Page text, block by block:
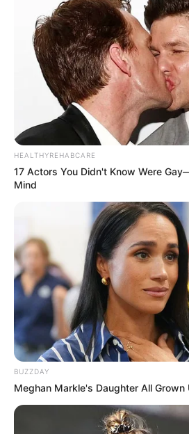
ดูดวง
เบอร์โทร คน Keep
ทุกองศา คุณล่ะมีเลขคู่นี้
ดูดวง
วันที่ 1 ส.ค. 2569 วันคล้า
มรรคผลพระโพธิสัตว์กว
HEALTHYREHABCARE
17 Actors You Didn't Know Were
Mind
BUZZDAY
Meghan Markle's Daughter All